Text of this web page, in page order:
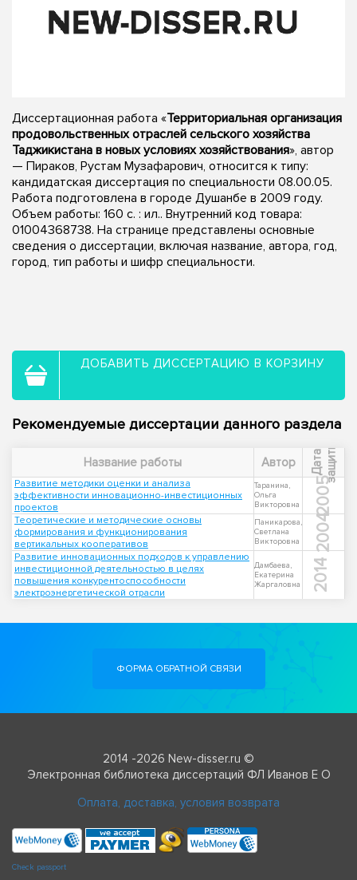
Диссертационная работа «Территориальная организация
продовольственных отраслей сельского хозяйства
Таджикистана в новых условиях хозяйствования», автор
— Пираков, Рустам Музафарович, относится к типу:
кандидатская диссертация по специальности 08.00.05.
Работа подготовлена в городе Душанбе в 2009 году.
Объем работы: 160 с. : ил.. Внутренний код товара:
01004368738. На странице представлены основные
сведения о диссертации, включая название, автора, год,
город, тип работы и шифр специальности.
ДОБАВИТЬ ДИССЕРТАЦИЮ В КОРЗИНУ
Рекомендуемые диссертации данного раздела
Название работы Автор Д
а
т
а
з
а
щ
и
т ы
Развитие методики оценки и анализа
эффективности инновационно-инвестиционных
проектов
Таранина,
Ольга
Викторовна
2005
Теоретические и методические основы
формирования и функционирования
вертикальных кооперативов
Паникарова,
Светлана
Викторовна
2004
Развитие инновационных подходов к управлению
инвестиционной деятельностью в целях
повышения конкурентоспособности
электроэнергетической отрасли
Дамбаева,
Екатерина
Жаргаловна
2014
ФОРМА ОБРАТНОЙ СВЯЗИ
2014 -2026 New-disser.ru ©
Электронная библиотека диссертаций ФЛ Иванов Е О
Оплата, доставка, условия возврата
Check passport